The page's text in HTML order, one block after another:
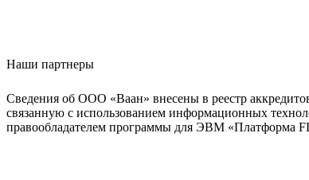
Наши партнеры
Сведения об ООО «Ваан» внесены в реестр
связанную с использованием информационных
правообладателем программы для ЭВМ «Платформа